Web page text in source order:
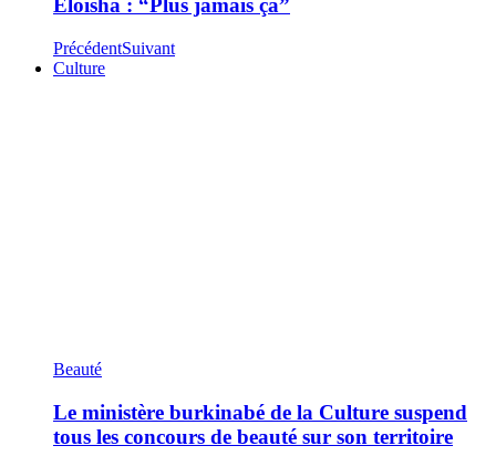
Eloïsha : “Plus jamais ça”
PrécédentSuivant
Culture
Beauté
Le ministère burkinabé de la Culture suspend
tous les concours de beauté sur son territoire